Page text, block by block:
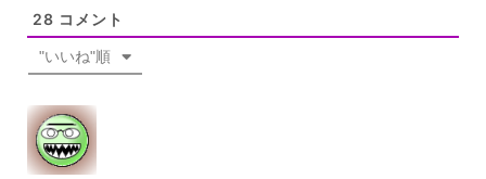
28 コメント
"いいね"順